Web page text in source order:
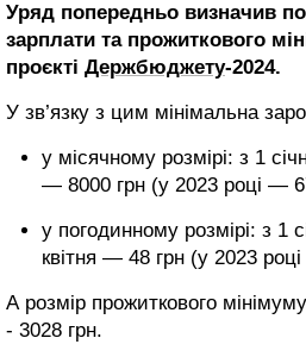
Уряд попередньо визначив
зарплати та прожиткового
проєкті Держбюджету-2024.
У зв’язку з цим мінімальна
у місячному розмірі: з 1
— 8000 грн (у 2023 році —
у погодинному розмірі: з 1
квітня — 48 грн (у 2023
А розмір прожиткового
- 3028 грн.